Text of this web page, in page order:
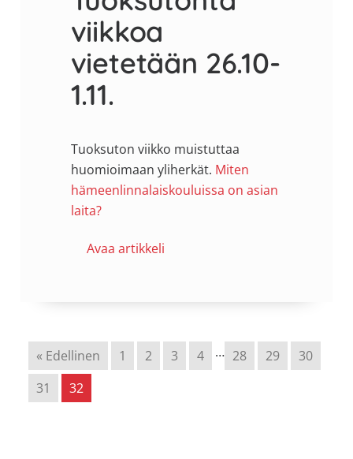
viikkoa
vietetään 26.10-
1.11.
Tuoksuton viikko muistuttaa
huomioimaan yliherkät. Miten
hämeenlinnalaiskouluissa on asian
laita?
Avaa artikkeli
« Edellinen 1 2 3 4 … 28 29
30
31
32